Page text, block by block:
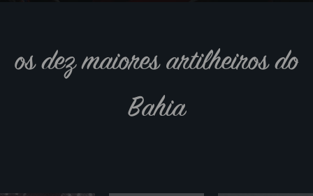
os dez maiores artilheiros do
Bahia